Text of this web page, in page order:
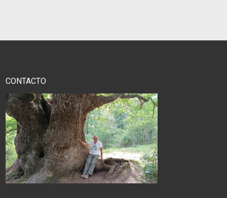
CONTACTO